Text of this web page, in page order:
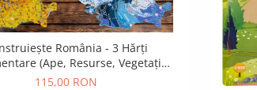
România - 3 Hărți
(Ape, Resurse, Vegetație
și Faună)
115,00 RON